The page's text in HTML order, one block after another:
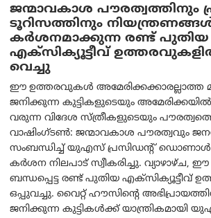
ജന്മാവകാശ പൗരത്വത്തിനും
ടൂറിസത്തിനും
കർശനമാക്കുന്ന രണ്ട് പുതിയ
എക്സിക്യൂട്ടീവ്
വെച്ചു
ഈ ഉത്തരവുകൾ അമേരിക്കക്കാരല്ലാത്ത
ജനിക്കുന്ന കുട്ടികളുടെയും
വരുന്ന വിദേശ സ്ത്രീകളുടെയും
വാഷിംഗ്ടണ്‍: ജന്മാവകാശ പൗരത്വവും
സംബന്ധിച്ച് യുഎസ് പ്രസിഡന്റ് ഡൊണാൾഡ്
കർശന നിലപാട് സ്വീകരിച്ചു. വ്യാഴാഴ്ച,
ബന്ധപ്പെട്ട രണ്ട് പുതിയ എക്സിക്യൂട്ടീവ്
ഒപ്പുവച്ചു. വൈറ്റ് ഹൗസിന്റെ
ജനിക്കുന്ന കുട്ടികൾക്ക് യാന്ത്രികമായി